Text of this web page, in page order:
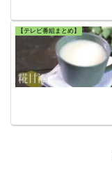
【テレビ番組まとめ】